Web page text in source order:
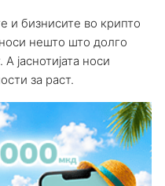
и бизнисите во крипто
нешто што долго
јаснотијата носи
за раст.